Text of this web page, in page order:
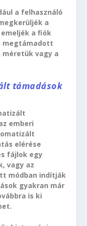
a felhasználó
a
a fiók
megtámadott
vagy a
támadások
emberi
elérése
fájlok egy
vagy az
módban indítják
gyakran már
is ki